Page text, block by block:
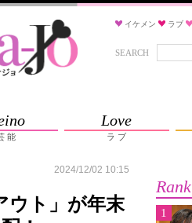
イケメン ラブ
SEARCH
能
Love
ラ ブ
2024/12/02 10:15
ウト」が年末
1